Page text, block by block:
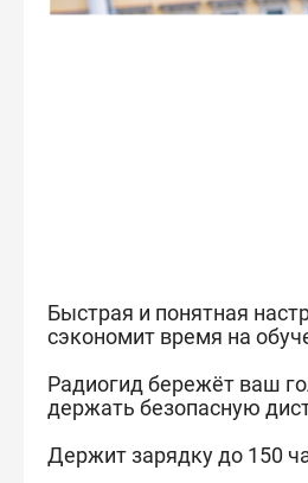
Быстрая и понятная
сэкономит время на
Радиогид бережёт ваш
держать безопасную
Держит зарядку до 150